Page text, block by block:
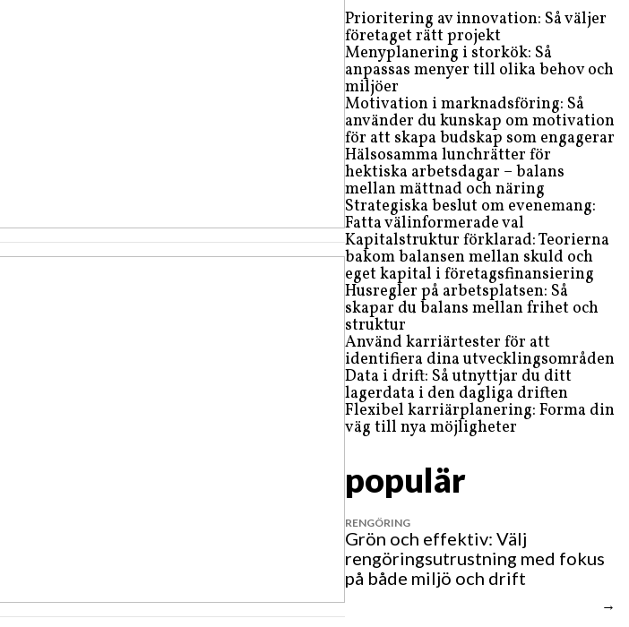
Prioritering av innovation: Så väljer
företaget rätt projekt
Menyplanering i storkök: Så
anpassas menyer till olika behov och
miljöer
Motivation i marknadsföring: Så
använder du kunskap om motivation
för att skapa budskap som engagerar
Hälsosamma lunchrätter för
hektiska arbetsdagar – balans
mellan mättnad och näring
Strategiska beslut om evenemang:
Fatta välinformerade val
Kapitalstruktur förklarad: Teorierna
bakom balansen mellan skuld och
eget kapital i företagsfinansiering
Husregler på arbetsplatsen: Så
skapar du balans mellan frihet och
struktur
Använd karriärtester för att
identifiera dina utvecklingsområden
Data i drift: Så utnyttjar du ditt
lagerdata i den dagliga driften
Flexibel karriärplanering: Forma din
väg till nya möjligheter
populär
Grön och effektiv: Välj
rengöringsutrustning med fokus
på både miljö och drift
RENGÖRING